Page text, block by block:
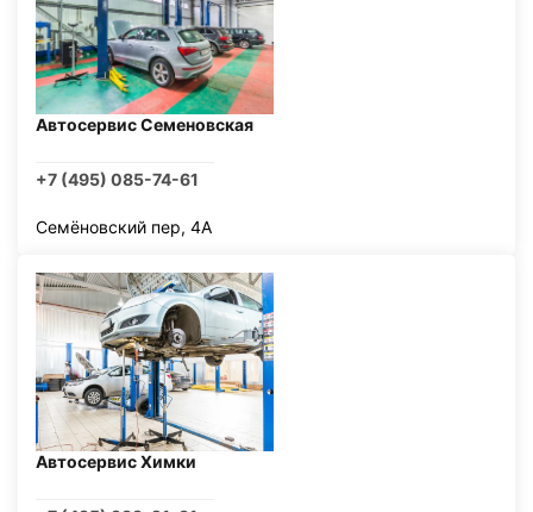
Автосервис Семеновская
+7 (495) 085-74-61
Семёновский пер, 4А
Автосервис Химки